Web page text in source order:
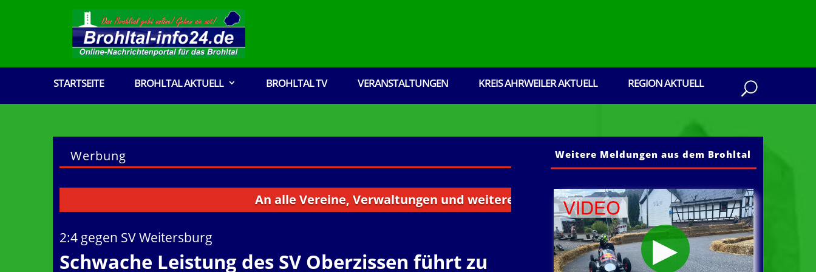
STARTSEITE BROHLTAL AKTUELL BROHLTAL TV VERANSTALTUNGEN KREIS AHRWEILER AKTUELL REGION AKTUELL
Werbung
An alle Vereine, Verwaltungen und weitere Institutionen aus dem Brohltal: Senden Sie ihre
2:4 gegen SV Weitersburg
Schwache Leistung des SV Oberzissen führt zu
Weitere Meldungen aus dem Brohltal